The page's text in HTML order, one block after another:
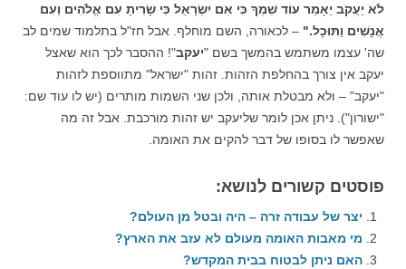
לֹא יַעֲקֹב יֵאָמֵר עוֹד שִׁמְךָ כִּי אִם יִשְׂרָאֵל כִּי שָׂרִיתָ עִם אֱלֹהִים וְעִם
אֲנָשִׁים וַתּוּכָל." – לכאורה, השם מוחלף. אבל חז"ל בתלמוד שמים לב
שה' עצמו משתמש בהמשך בשם "יעקב"! ההסבר לכך הוא שאצל
יעקב אין צורך בהחלפת הזהות. זהות "ישראל" מתווספת לזהות
"יעקב" – ולא מבטלת אותה, ולכן שני השמות מותרים (יש לו עוד שם:
"ישורון"). ניתן אכן לומר שליעקב יש זהות מורכבת. אבל זה מה
שאפשר לו בסופו של דבר להקים את האומה.
פוסטים קשורים לנושא:
יצר של עבודה זרה – היה ובטל מן העולם?
מי מאבות האומה מעולם לא עזב את הארץ?
האם ניתן לבטוח בבית המקדש?